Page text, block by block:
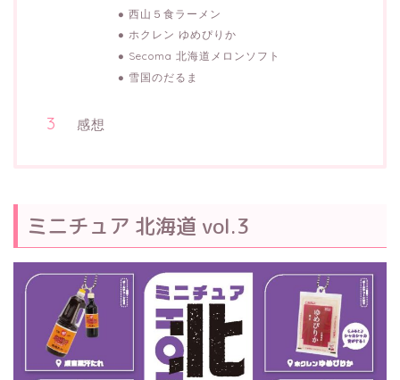
西山５食ラーメン
ホクレン ゆめぴりか
Secoma 北海道メロンソフト
雪国のだるま
感想
ミニチュア 北海道 vol.3